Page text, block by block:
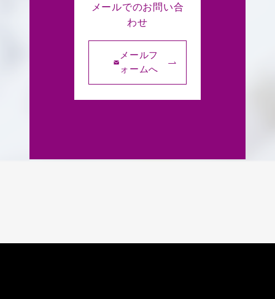
メールでのお問い合
わせ
メールフ
ォームへ